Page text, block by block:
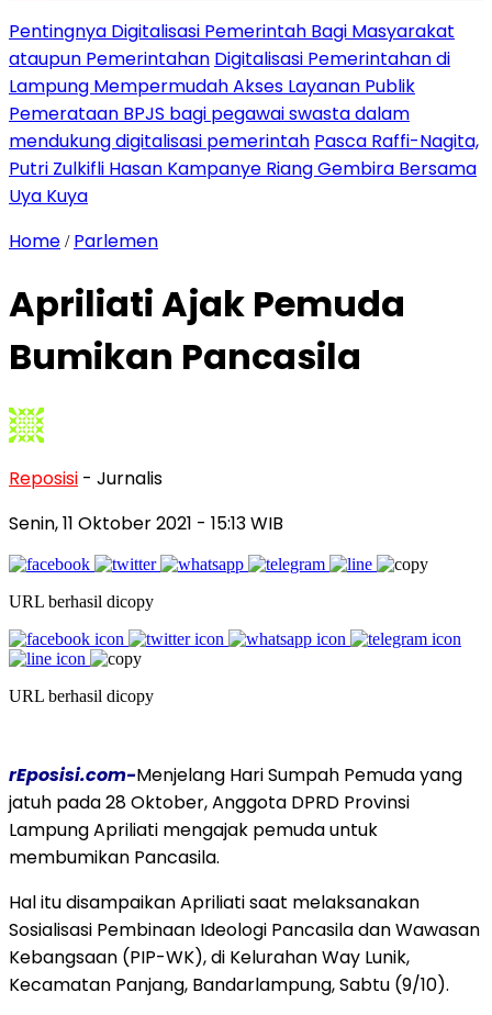
Pentingnya Digitalisasi Pemerintah Bagi Masyarakat
ataupun Pemerintahan Digitalisasi Pemerintahan di
Lampung Mempermudah Akses Layanan Publik
Pemerataan BPJS bagi pegawai swasta dalam
mendukung digitalisasi pemerintah Pasca Raffi-Nagita,
Putri Zulkifli Hasan Kampanye Riang Gembira Bersama
Uya Kuya
Home / Parlemen
Apriliati Ajak Pemuda
Bumikan Pancasila
Reposisi - Jurnalis
Senin, 11 Oktober 2021 - 15:13 WIB
URL berhasil dicopy
URL berhasil dicopy
rEposisi.com-Menjelang Hari Sumpah Pemuda yang
jatuh pada 28 Oktober, Anggota DPRD Provinsi
Lampung Apriliati mengajak pemuda untuk
membumikan Pancasila.
Hal itu disampaikan Apriliati saat melaksanakan
Sosialisasi Pembinaan Ideologi Pancasila dan Wawasan
Kebangsaan (PIP-WK), di Kelurahan Way Lunik,
Kecamatan Panjang, Bandarlampung, Sabtu (9/10).